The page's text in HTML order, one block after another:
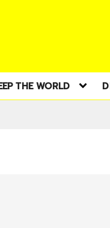
THE WORLD